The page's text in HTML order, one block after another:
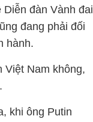
đàn Vành đai
đang phải đối
hành.
Việt Nam không,
khi ông Putin